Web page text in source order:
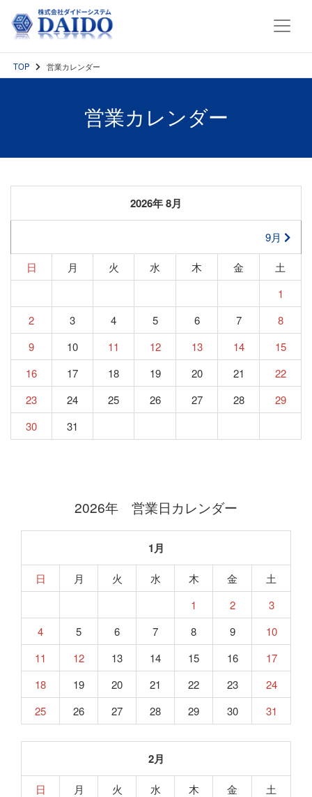
TOP 営業カレンダー
営業カレンダー
2026年 8月
9月
日 月 火 水 木 金
土
1
2
3 4 5 6 7
8
9
10 11 12 13 14
15
16
17 18 19 20 21
22
23
24 25 26 27 28
29
30
31
2026年 営業日カレンダー
1月
日 月 火 水 木 金
土
1
2
3
4
5 6 7 8 9
10
11
12 13 14 15 16
17
18
19 20 21 22 23
24
25
26 27 28 29 30 31
2月
日 月 火 水 木 金
土